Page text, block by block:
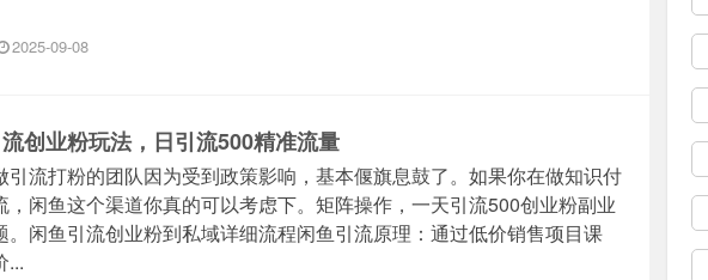
2025-09-08
创业粉玩法，日引流500精准流量
引流打粉的团队因为受到政策影响，基本偃旗息鼓了。如果你在做知识付
，闲鱼这个渠道你真的可以考虑下。矩阵操作，一天引流500创业粉副业
。闲鱼引流创业粉到私域详细流程闲鱼引流原理：通过低价销售项目课
...